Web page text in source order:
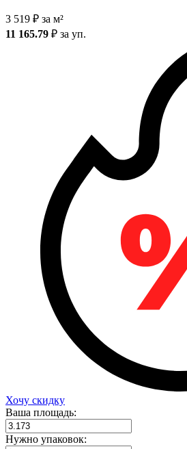
3 519 ₽ за м²
11 165.79 ₽ за уп.
Хочу скидку
Ваша площадь:
Нужно упаковок: